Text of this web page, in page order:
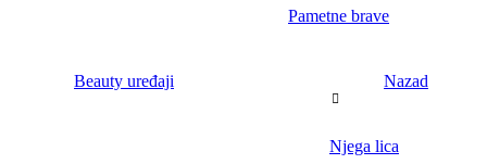
Pametne brave
Beauty uređaji Nazad
Njega lica